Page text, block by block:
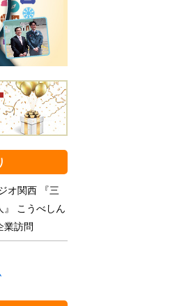
オ関西 『三
』 こうべしん
業訪問